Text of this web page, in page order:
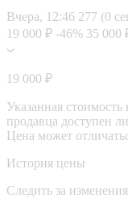
Вчера, 12:46 277 (0
19 000 ₽ -46% 35 000
19 000 ₽
Указанная
продавца доступен
Цена может
История цены
Следить за